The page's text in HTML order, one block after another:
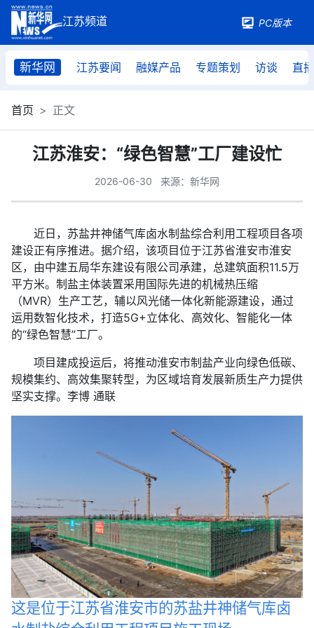
PC版本
新华网 江苏要闻 融媒产品 专题策划 访谈 直播
首页 正文
江苏淮安：“绿色智慧”工厂建设忙
2026-06-30 来源：新华网
近日，苏盐井神储气库卤水制盐综合利用工程项目各项
建设正有序推进。据介绍，该项目位于江苏省淮安市淮安
区，由中建五局华东建设有限公司承建，总建筑面积11.5万
平方米。制盐主体装置采用国际先进的机械热压缩
（MVR）生产工艺，辅以风光储一体化新能源建设，通过
运用数智化技术，打造5G+立体化、高效化、智能化一体
的“绿色智慧”工厂。
项目建成投运后，将推动淮安市制盐产业向绿色低碳、
规模集约、高效集聚转型，为区域培育发展新质生产力提供
坚实支撑。李博 通联
这是位于江苏省淮安市的苏盐井神储气库卤